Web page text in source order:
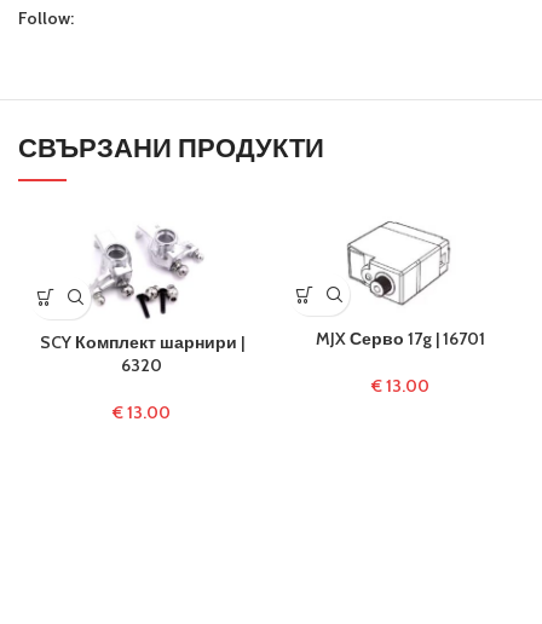
Follow:
СВЪРЗАНИ ПРОДУКТИ
SCY Комплект шарнири |
6320
€13.00
MJX Серво 17g | 16701
€13.00